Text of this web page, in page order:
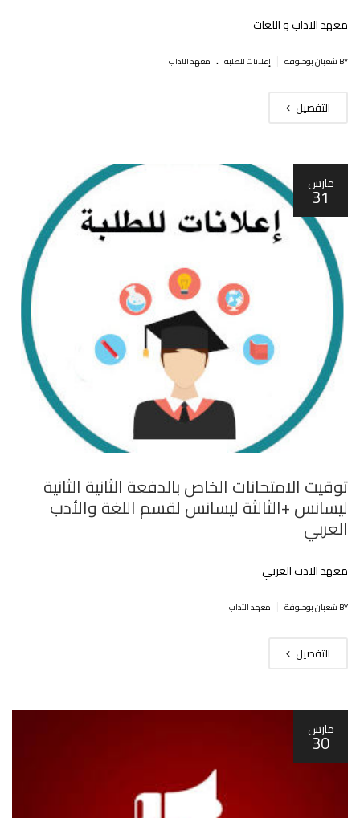
معهد الاداب و اللغات
BY شعبان بوحلوفة إعلانات للطلبة . معهد الآداب
التفصيل
مارس
31
توقيت الامتحانات الخاص بالدفعة الثانية الثانية
ليسانس +الثالثة ليسانس لقسم اللغة والأدب
العربي
معهد الادب العربي
BY شعبان بوحلوفة معهد الآداب
التفصيل
مارس
30